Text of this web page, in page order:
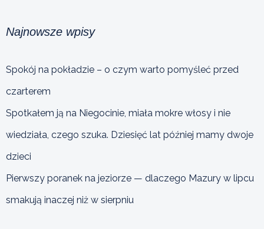
Najnowsze wpisy
Spokój na pokładzie – o czym warto pomyśleć przed
czarterem
Spotkałem ją na Niegocinie, miała mokre włosy i nie
wiedziała, czego szuka. Dziesięć lat później mamy dwoje
dzieci
Pierwszy poranek na jeziorze — dlaczego Mazury w lipcu
smakują inaczej niż w sierpniu